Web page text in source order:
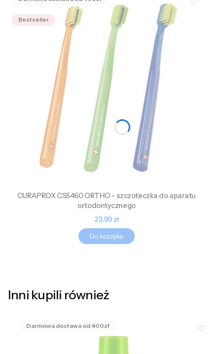
Bestseller
CURAPROX CS5460 ORTHO - szczoteczka do aparatu
ortodontycznego
Cena
23,99 zł
Do koszyka
Inni kupili również